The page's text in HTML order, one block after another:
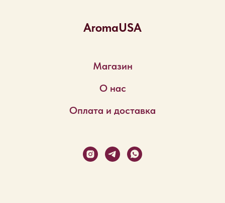
AromaUSA
Магазин
О нас
Оплата и доставка